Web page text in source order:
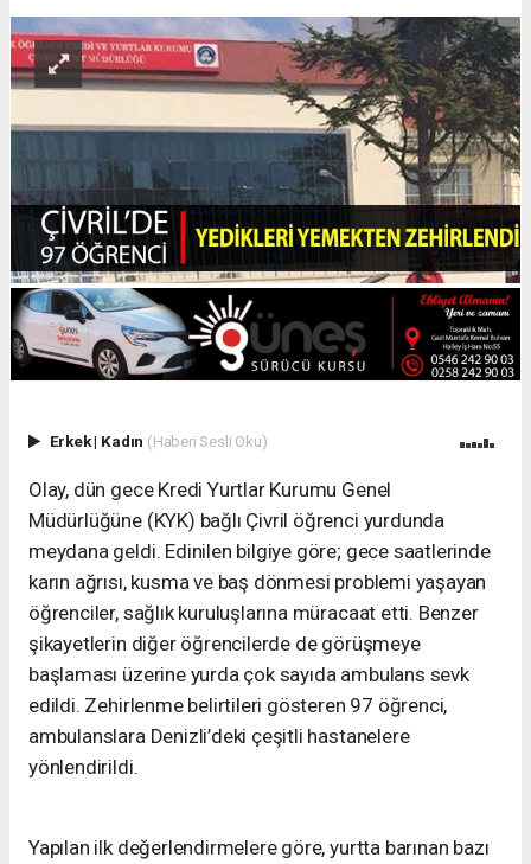
Erkek| Kadın (Haberi Sesli Oku)
Olay, dün gece Kredi Yurtlar Kurumu Genel
Müdürlüğüne (KYK) bağlı Çivril öğrenci yurdunda
meydana geldi. Edinilen bilgiye göre; gece saatlerinde
karın ağrısı, kusma ve baş dönmesi problemi yaşayan
öğrenciler, sağlık kuruluşlarına müracaat etti. Benzer
şikayetlerin diğer öğrencilerde de görüşmeye
başlaması üzerine yurda çok sayıda ambulans sevk
edildi. Zehirlenme belirtileri gösteren 97 öğrenci,
ambulanslara Denizli’deki çeşitli hastanelere
yönlendirildi.
Yapılan ilk değerlendirmelere göre, yurtta barınan bazı